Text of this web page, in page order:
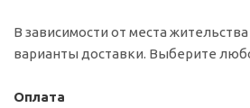
В зависимости от места
варианты доставки. Выберите
Оплата